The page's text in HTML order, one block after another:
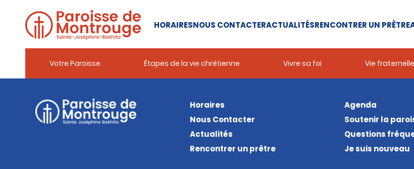
HORAIRESNOUS CONTACTERACTUALITÉSRENCONTRER UN PRÊTRE
Votre Paroisse Étapes de la vie chrétienne Vivre sa foi Vie fraternelle
Horaires
Nous Contacter
Actualités
Rencontrer un prêtre
Agenda
Soutenir la
Questions
Je suis nouveau